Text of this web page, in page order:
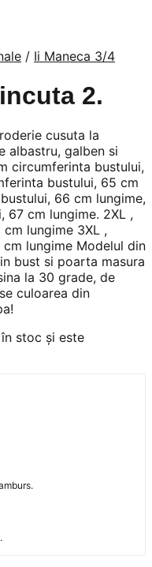
/ Ii Maneca 3/4
2.
cusuta la
albastru, galben si
circumferinta bustului,
bustului, 65 cm
66 cm lungime,
67 cm lungime. 2XL ,
lungime 3XL ,
lungime Modelul din
bust si poarta masura
la 30 grade, de
culoarea din
stoc și este